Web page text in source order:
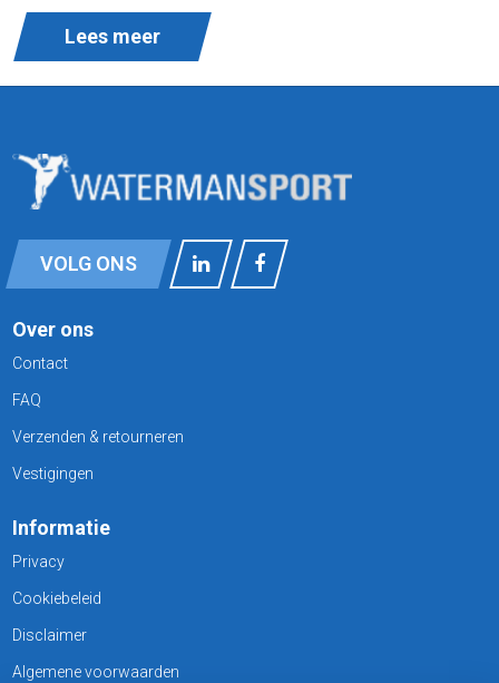
Lees meer
VOLG ONS
Over ons
Contact
FAQ
Verzenden & retourneren
Vestigingen
Informatie
Privacy
Cookiebeleid
Disclaimer
Algemene voorwaarden